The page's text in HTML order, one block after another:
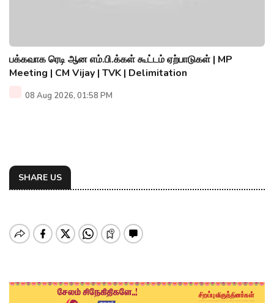
பக்கவாக ரெடி ஆன எம்.பி.க்கள் கூட்டம் ஏற்பாடுகள் | MP
Meeting | CM Vijay | TVK | Delimitation
08 Aug 2026, 01:58 PM
SHARE US